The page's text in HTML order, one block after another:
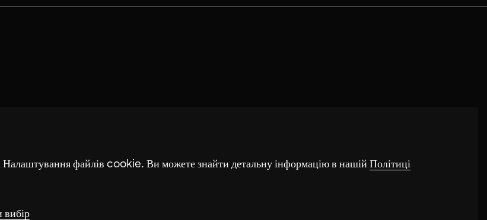
Налаштування файлів cookie. Ви можете знайти детальну інформацію в нашій Політиці
вибір